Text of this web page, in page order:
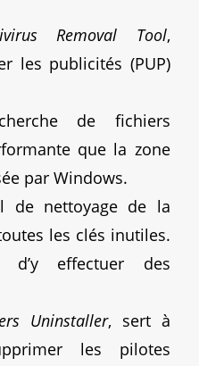
Removal Tool,
les publicités (PUP)
de fichiers
que la zone
par Windows.
de nettoyage de la
les clés inutiles.
d’y effectuer des
Uninstaller, sert à
les pilotes